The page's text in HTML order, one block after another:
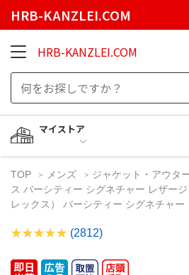
HRB-KANZLEI.COM
HRB-KANZLEI.COM
マイストア
TOP メンズ ジャケット・アウタ
ス バーシティー シグネチャー レザー
レックス） バーシティー シグネチャー
(2812)